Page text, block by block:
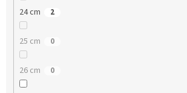
24 cm 2
25 cm 0
26 cm 0